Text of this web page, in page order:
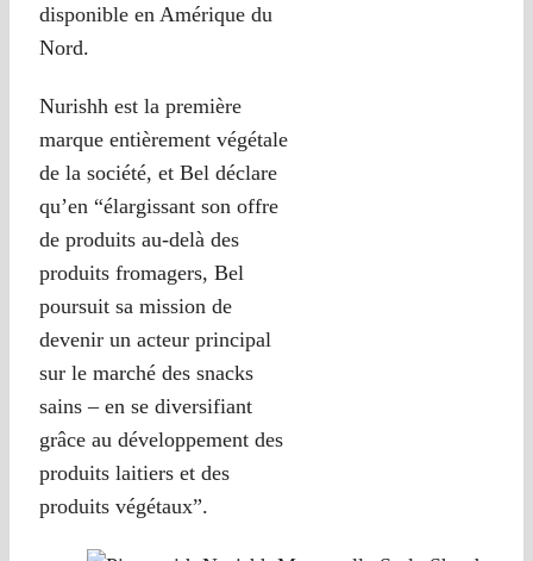
disponible en Amérique du
Nord.
Nurishh est la première
marque entièrement végétale
de la société, et Bel déclare
qu’en “élargissant son offre
de produits au-delà des
produits fromagers, Bel
poursuit sa mission de
devenir un acteur principal
sur le marché des snacks
sains – en se diversifiant
grâce au développement des
produits laitiers et des
produits végétaux”.